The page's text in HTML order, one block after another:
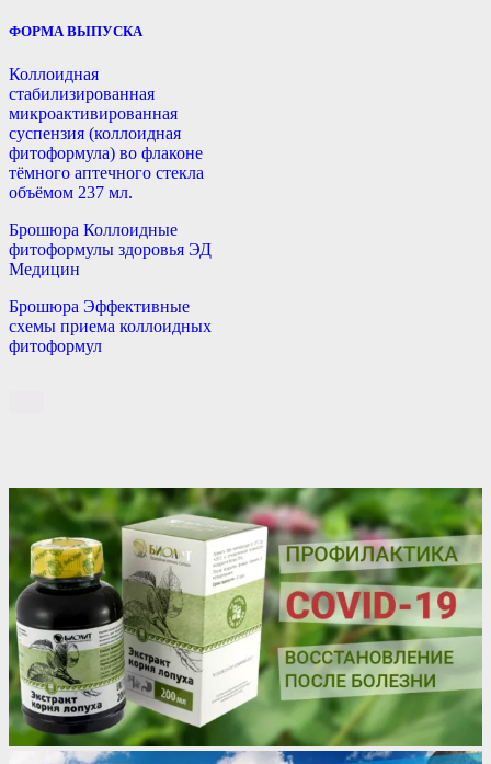
ФОРМА ВЫПУСКА
Коллоидная
стабилизированная
микроактивированная
суспензия (коллоидная
фитоформула) во флаконе
тёмного аптечного стекла
объёмом 237 мл.
Брошюра Коллоидные
фитоформулы здоровья ЭД
Медицин
Брошюра Эффективные
схемы приема коллоидных
фитоформул